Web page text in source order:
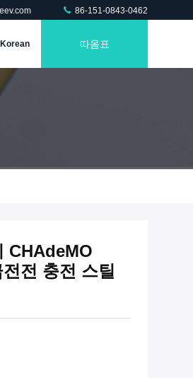
86-151-0843-0462
Korean 따옴표
CHAdeMO
전 충전 스틸